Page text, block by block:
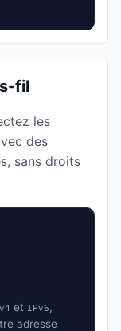
fil
les
des
sans droits
et IPv6,
adresse